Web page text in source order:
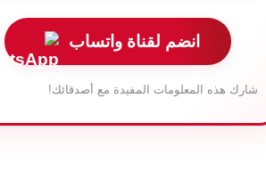
انضم لقناة واتساب
شارك هذه المعلومات المفيدة مع أصدقائك!